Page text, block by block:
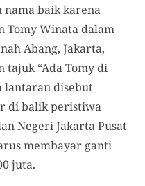
nama baik karena
Tomy Winata dalam
Abang, Jakarta,
tajuk “Ada Tomy di
lantaran disebut
di balik peristiwa
Negeri Jakarta Pusat
membayar ganti
juta.